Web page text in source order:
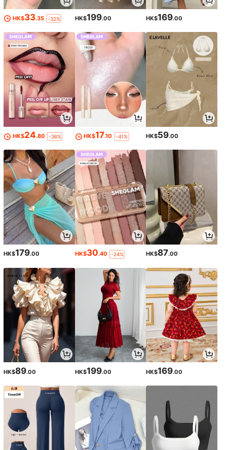
HK$33.35 -32% HK$199.00 HK$169.00
HK$24.80 -36% HK$17.10 -41% HK$59.00
HK$179.00 HK$30.40 -24% HK$87.00
HK$89.00 HK$199.00 HK$169.00